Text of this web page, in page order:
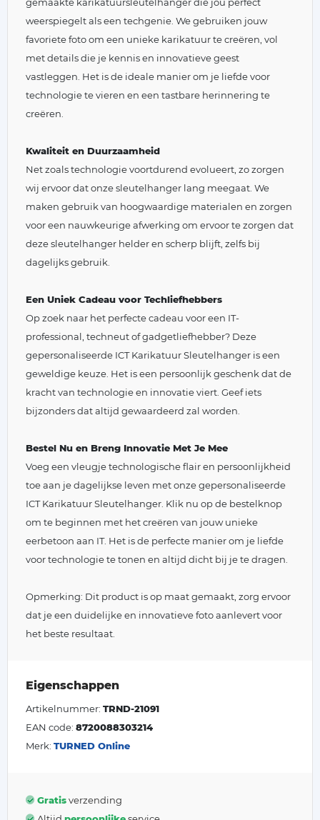
weerspiegelt als een techgenie. We gebruiken jouw
favoriete foto om een unieke karikatuur te creëren, vol
met details die je kennis en innovatieve geest
vastleggen. Het is de ideale manier om je liefde voor
technologie te vieren en een tastbare herinnering te
creëren.
Kwaliteit en Duurzaamheid
Net zoals technologie voortdurend evolueert, zo zorgen
wij ervoor dat onze sleutelhanger lang meegaat. We
maken gebruik van hoogwaardige materialen en zorgen
voor een nauwkeurige afwerking om ervoor te zorgen dat
deze sleutelhanger helder en scherp blijft, zelfs bij
dagelijks gebruik.
Een Uniek Cadeau voor Techliefhebbers
Op zoek naar het perfecte cadeau voor een IT-
professional, techneut of gadgetliefhebber? Deze
gepersonaliseerde ICT Karikatuur Sleutelhanger is een
geweldige keuze. Het is een persoonlijk geschenk dat de
kracht van technologie en innovatie viert. Geef iets
bijzonders dat altijd gewaardeerd zal worden.
Bestel Nu en Breng Innovatie Met Je Mee
Voeg een vleugje technologische flair en persoonlijkheid
toe aan je dagelijkse leven met onze gepersonaliseerde
ICT Karikatuur Sleutelhanger. Klik nu op de bestelknop
om te beginnen met het creëren van jouw unieke
eerbetoon aan IT. Het is de perfecte manier om je liefde
voor technologie te tonen en altijd dicht bij je te dragen.
Opmerking: Dit product is op maat gemaakt, zorg ervoor
dat je een duidelijke en innovatieve foto aanlevert voor
het beste resultaat.
Eigenschappen
Artikelnummer: TRND-21091
EAN code: 8720088303214
Merk: TURNED Online
Gratisverzending